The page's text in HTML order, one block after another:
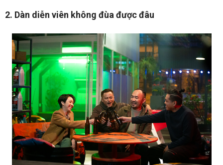
2. Dàn diễn viên không đùa được đâu